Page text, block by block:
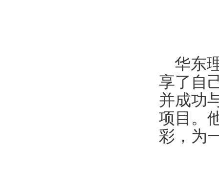
华东
享了自
并成功
项目。
彩，为